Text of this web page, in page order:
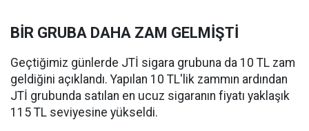
BİR GRUBA DAHA ZAM GELMİŞTİ
Geçtiğimiz günlerde JTİ sigara grubuna da 10 TL zam
geldiğini açıklandı. Yapılan 10 TL'lik zammın ardından
JTİ grubunda satılan en ucuz sigaranın fiyatı yaklaşık
115 TL seviyesine yükseldi.